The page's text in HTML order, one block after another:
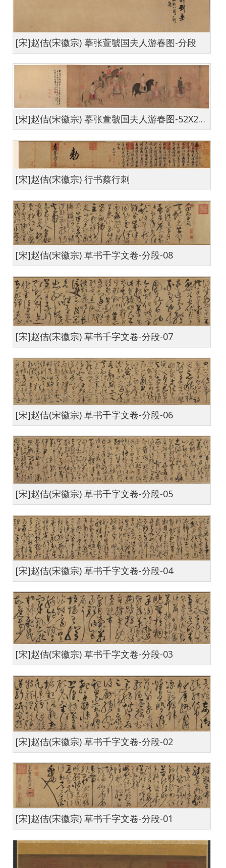
[宋]赵佶(宋徽宗) 摹张萱虢国夫人游春图-分段
[宋]赵佶(宋徽宗) 摹张萱虢国夫人游春图-52X231cm
[宋]赵佶(宋徽宗) 行书蔡行刺
[宋]赵佶(宋徽宗) 草书千字文卷-分段-08
[宋]赵佶(宋徽宗) 草书千字文卷-分段-07
[宋]赵佶(宋徽宗) 草书千字文卷-分段-06
[宋]赵佶(宋徽宗) 草书千字文卷-分段-05
[宋]赵佶(宋徽宗) 草书千字文卷-分段-04
[宋]赵佶(宋徽宗) 草书千字文卷-分段-03
[宋]赵佶(宋徽宗) 草书千字文卷-分段-02
[宋]赵佶(宋徽宗) 草书千字文卷-分段-01